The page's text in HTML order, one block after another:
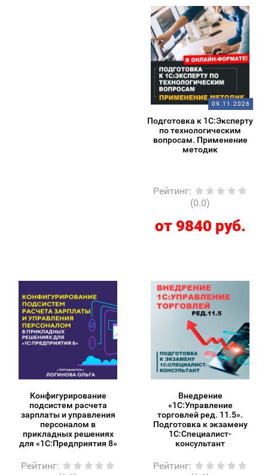
09.11.2026
Подготовка к 1С:Эксперту
по технологическим
вопросам. Применение
методик
Рейтинг:
(0.0)
от 9840 руб.
Конфигурирование
подсистем расчета
зарплаты и управления
персоналом в
прикладных решениях
для «1С:Предприятия 8»
Рейтинг:
Внедрение
«1С:Управление
торговлей ред. 11.5».
Подготовка к экзамену
1С:Специалист-
консультант
Рейтинг: